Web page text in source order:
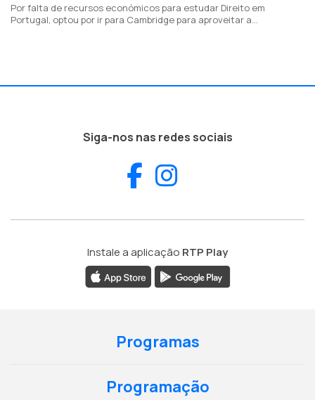
Por falta de recursos económicos para estudar Direito em
Portugal, optou por ir para Cambridge para aproveitar a
Siga-nos nas redes sociais
Facebook
Instale a aplicação RTP Play
Programas
Programação